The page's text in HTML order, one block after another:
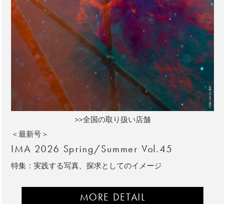
>>全国の取り扱い店舗
＜最新号＞
IMA 2026 Spring/Summer Vol.45
特集：実践する写真、探求としてのイメージ
MORE DETAIL